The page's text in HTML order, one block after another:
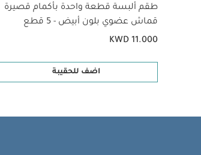
طقم ألبسة قطعة واحدة بأكمام قصيرة
قماش عضوي بلون أبيض - 5 قطع
KWD 11.000
اضف للحقيبة